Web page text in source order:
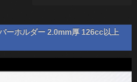
ーホルダー 2.0mm厚 126cc以上